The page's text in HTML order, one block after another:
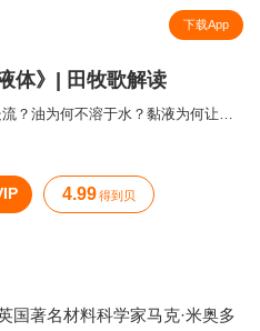
下载App
体》| 田牧歌解读
水为何往高处流？油为何不溶于水？黏液为何让人恶心？眼泪为何让人同情？
4.99 得到贝
国著名材料科学家马克·米奥多